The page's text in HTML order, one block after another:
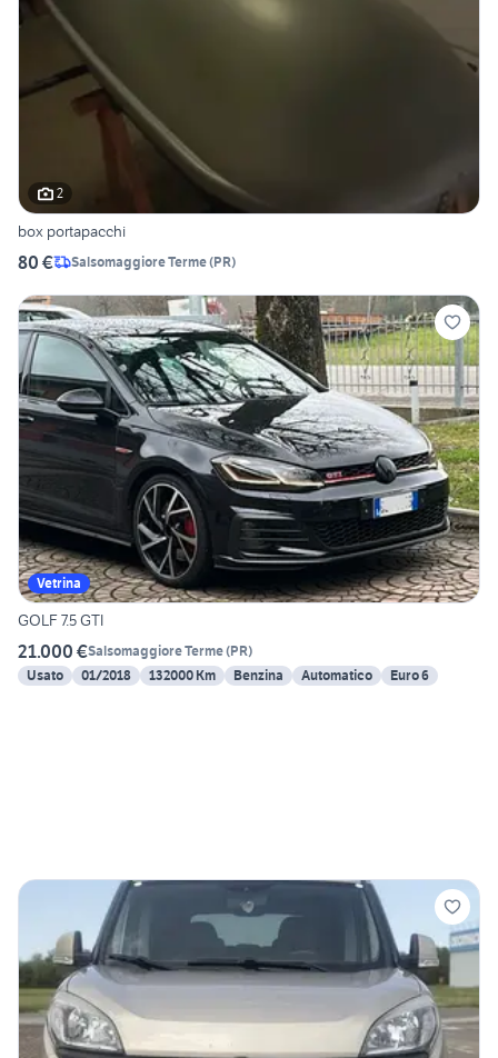
2
box portapacchi
80 € Salsomaggiore Terme(PR)
Vetrina
GOLF 7.5 GTI
21.000 €Salsomaggiore Terme(PR)
Usato
01/2018 132000 Km Benzina Automatico Euro 6